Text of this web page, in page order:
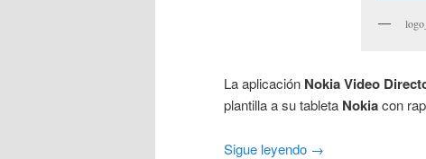
La aplicación Nokia Video
plantilla a su tableta Nokiacon
Sigue leyendo →